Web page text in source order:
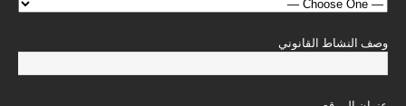
وصف النشاط القانوني